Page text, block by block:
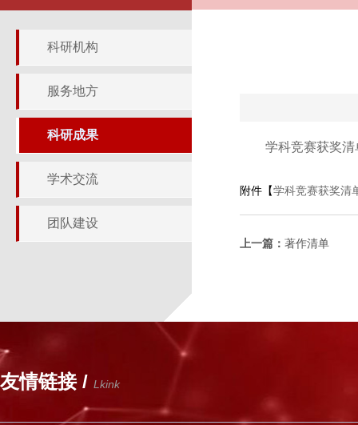
科研机构
服务地方
科研成果
学术交流
团队建设
学科竞赛获奖清
附件【学科竞赛获奖清
上一篇： 著作清单
友情链接 / Lkink